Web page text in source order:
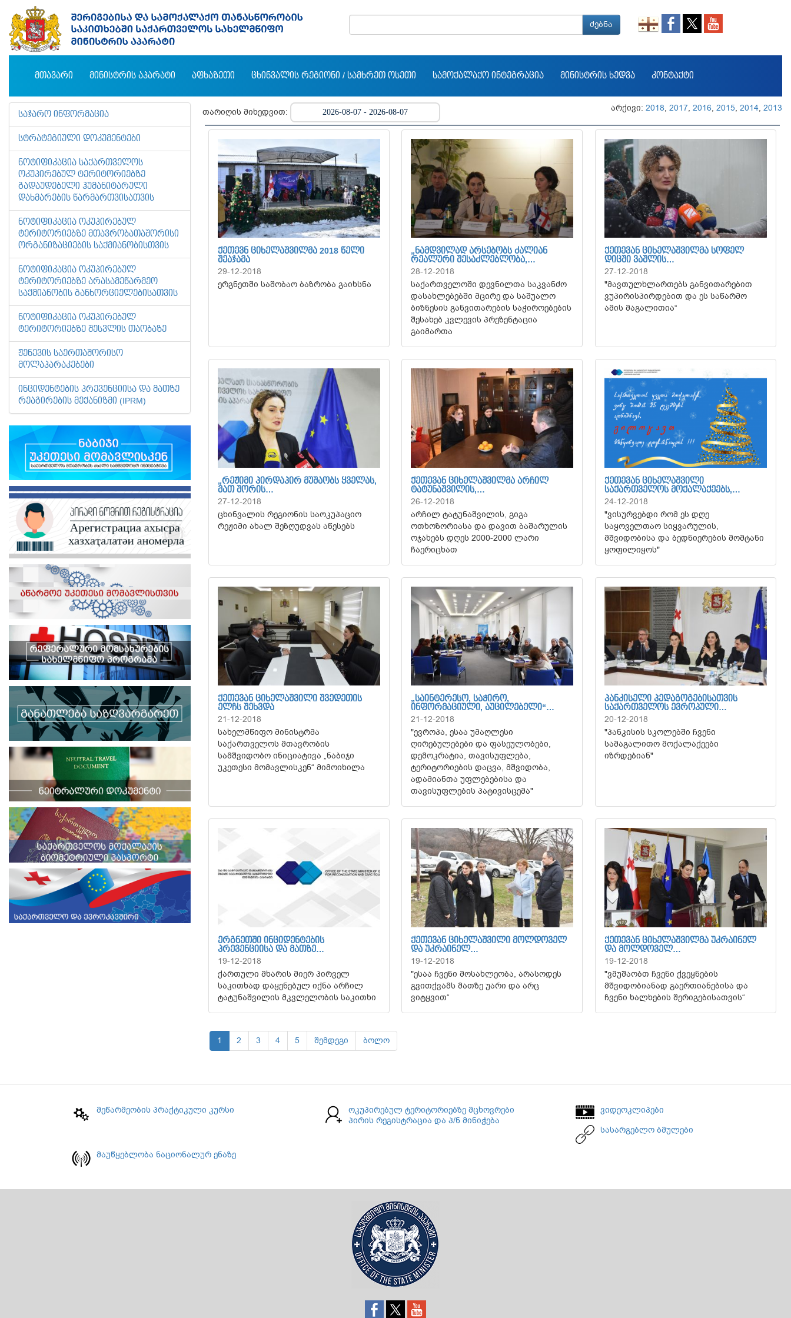
ძებნა
ᲛᲗᲐᲕᲐᲠᲘ ᲛᲘᲜᲘᲡᲢᲠᲘᲡ ᲐᲞᲐᲠᲐᲢᲘ ᲐᲤᲮᲐᲖᲔᲗᲘ ᲪᲮᲘᲜᲕᲐᲚᲘᲡ ᲠᲔᲒᲘᲝᲜᲘ / ᲡᲐᲛᲮᲠᲔᲗ ᲝᲡᲔᲗᲘ ᲡᲐᲛᲝᲥᲐᲚᲐᲥᲝ ᲘᲜᲢᲔᲒᲠᲐᲪᲘᲐ ᲛᲘᲜᲘᲡᲢᲠᲘᲡ ᲮᲔᲓᲕᲐ ᲙᲝᲜᲢᲐᲥᲢᲘ
ᲡᲐᲯᲐᲠᲝ ᲘᲜᲤᲝᲠᲛᲐᲪᲘᲐ
ᲡᲢᲠᲐᲢᲔᲒᲘᲣᲚᲘ ᲓᲝᲙᲣᲛᲔᲜᲢᲔᲑᲘ
ᲜᲝᲢᲘᲤᲘᲙᲐᲪᲘᲐ ᲡᲐᲥᲐᲠᲗᲕᲔᲚᲝᲡ
ᲝᲙᲣᲞᲘᲠᲔᲑᲣᲚ ᲢᲔᲠᲘᲢᲝᲠᲘᲔᲑᲖᲔ
ᲒᲐᲓᲐᲣᲓᲔᲑᲔᲚᲘ ᲰᲣᲛᲐᲜᲘᲢᲐᲠᲣᲚᲘ
ᲓᲐᲮᲛᲐᲠᲔᲑᲘᲡ ᲬᲐᲠᲛᲐᲠᲗᲕᲘᲡᲐᲗᲕᲘᲡ
ᲜᲝᲢᲘᲤᲘᲙᲐᲪᲘᲐ ᲝᲙᲣᲞᲘᲠᲔᲑᲣᲚ
ᲢᲔᲠᲘᲢᲝᲠᲘᲔᲑᲖᲔ ᲛᲗᲐᲕᲠᲝᲑᲐᲗᲐᲨᲝᲠᲘᲡᲘ
ᲝᲠᲒᲐᲜᲘᲖᲐᲪᲘᲔᲑᲘᲡ ᲡᲐᲥᲛᲘᲐᲜᲝᲑᲘᲡᲗᲕᲘᲡ
ᲜᲝᲢᲘᲤᲘᲙᲐᲪᲘᲐ ᲝᲙᲣᲞᲘᲠᲔᲑᲣᲚ
ᲢᲔᲠᲘᲢᲝᲠᲘᲔᲑᲖᲔ ᲐᲠᲐᲡᲐᲛᲔᲬᲐᲠᲛᲔᲝ
ᲡᲐᲥᲛᲘᲐᲜᲝᲑᲘᲡ ᲒᲐᲜᲮᲝᲠᲪᲘᲔᲚᲔᲑᲘᲡᲐᲗᲕᲘᲡ
ᲜᲝᲢᲘᲤᲘᲙᲐᲪᲘᲐ ᲝᲙᲣᲞᲘᲠᲔᲑᲣᲚ
ᲢᲔᲠᲘᲢᲝᲠᲘᲔᲑᲖᲔ ᲨᲔᲡᲕᲚᲘᲡ ᲗᲐᲝᲑᲐᲖᲔ
ᲟᲔᲜᲔᲕᲘᲡ ᲡᲐᲔᲠᲗᲐᲨᲝᲠᲘᲡᲝ
ᲛᲝᲚᲐᲞᲐᲠᲐᲙᲔᲑᲔᲑᲘ
ᲘᲜᲪᲘᲓᲔᲜᲢᲔᲑᲘᲡ ᲞᲠᲔᲕᲔᲜᲪᲘᲘᲡᲐ ᲓᲐ ᲛᲐᲗᲖᲔ
ᲠᲔᲐᲒᲘᲠᲔᲑᲘᲡ ᲛᲔᲥᲐᲜᲘᲖᲛᲘ (IPRM)
თარიღის მიხედვით: არქივი: 2018, 2017, 2016, 2015, 2014, 2013
ᲥᲔᲗᲔᲕᲜ ᲪᲘᲮᲔᲚᲐᲨᲕᲘᲚᲛᲐ 2018 ᲬᲔᲚᲘ
ᲨᲔᲐᲯᲐᲛᲐ
29-12-2018
ერგნეთში საშობაო ბაზრობა გაიხსნა
„ᲜᲐᲛᲓᲕᲘᲚᲐᲓ ᲐᲠᲡᲔᲑᲝᲑᲡ ᲫᲐᲚᲘᲐᲜ
ᲠᲔᲐᲚᲣᲠᲘ ᲨᲔᲡᲐᲫᲚᲔᲑᲚᲝᲑᲐ,…
28-12-2018
საქართველოში დევნილთა საკვანძო
დასახლებებში მცირე და საშუალო
ბიზნესის განვითარების საჭიროებების
შესახებ კვლევის პრეზენტაცია
გაიმართა
ᲥᲔᲗᲔᲕᲐᲜ ᲪᲘᲮᲔᲚᲐᲨᲕᲘᲚᲛᲐ ᲡᲝᲤᲔᲚ
ᲓᲘᲪᲨᲘ ᲕᲐᲨᲚᲘᲡ…
27-12-2018
"მავთულხლართებს განვითარებით
ვუპირისპირდებით და ეს საწარმო
ამის მაგალითია“
„ᲠᲔᲟᲘᲛᲘ ᲞᲘᲠᲓᲐᲞᲘᲠ ᲛᲣᲨᲐᲝᲑᲡ ᲧᲕᲔᲚᲐᲡ,
ᲛᲐᲗ ᲨᲝᲠᲘᲡ…
27-12-2018
ცხინვალის რეგიონის საოკუპაციო
რეჟიმი ახალ შეზღუდვას აწესებს
ᲥᲔᲗᲔᲕᲐᲜ ᲪᲘᲮᲔᲚᲐᲨᲕᲘᲚᲛᲐ ᲐᲠᲩᲘᲚ
ᲢᲐᲢᲣᲜᲐᲨᲕᲘᲚᲘᲡ,…
26-12-2018
არჩილ ტატუნაშვილის, გიგა
ოთხოზორიასა და დავით ბაშარულის
ოჯახებს დღეს 2000-2000 ლარი
ჩაერიცხათ
ᲥᲔᲗᲔᲕᲐᲜ ᲪᲘᲮᲔᲚᲐᲨᲕᲘᲚᲘ
ᲡᲐᲥᲐᲠᲗᲕᲔᲚᲝᲡ ᲛᲝᲥᲐᲚᲐᲥᲔᲔᲑᲡ,…
24-12-2018
"ვისურვებდი რომ ეს დღე
საყოველთაო სიყვარულის,
მშვიდობისა და ბედნიერების მომტანი
ყოფილიყოს"
ᲥᲔᲗᲔᲕᲐᲜ ᲪᲘᲮᲔᲚᲐᲨᲕᲘᲚᲘ ᲨᲕᲔᲓᲔᲗᲘᲡ
ᲔᲚᲩᲡ ᲨᲔᲮᲕᲓᲐ
21-12-2018
სახელმწიფო მინისტრმა
საქართველოს მთავრობის
სამშვიდობო ინიციატივა „ნაბიჯი
უკეთესი მომავლისკენ“ მიმოიხილა
„ᲡᲐᲘᲜᲢᲔᲠᲔᲡᲝ, ᲡᲐᲭᲘᲠᲝ,
ᲘᲜᲤᲝᲠᲛᲐᲪᲘᲣᲚᲘ, ᲐᲣᲪᲘᲚᲔᲑᲔᲚᲘ“…
21-12-2018
"ევროპა, ესაა უმაღლესი
ღირებულებები და ფასეულობები,
დემოკრატია, თავისუფლება,
ტერიტორიების დაცვა, მშვიდობა,
ადამიანთა უფლებებისა და
თავისუფლების პატივისცემა"
ᲞᲐᲜᲙᲘᲡᲔᲚᲘ ᲞᲔᲓᲐᲒᲝᲒᲔᲑᲘᲡᲐᲗᲕᲘᲡ
ᲡᲐᲥᲐᲠᲗᲕᲔᲚᲝᲡ ᲔᲕᲠᲝᲞᲣᲚᲘ…
20-12-2018
"პანკისის სკოლებში ჩვენი
სამაგალითო მოქალაქეები
იზრდებიან"
ᲔᲠᲒᲜᲔᲗᲨᲘ ᲘᲜᲪᲘᲓᲔᲜᲢᲔᲑᲘᲡ
ᲞᲠᲔᲕᲔᲜᲪᲘᲘᲡᲐ ᲓᲐ ᲛᲐᲗᲖᲔ…
19-12-2018
ქართული მხარის მიერ პირველ
საკითხად დაყენებულ იქნა არჩილ
ტატუნაშვილის მკვლელობის საკითხი
ᲥᲔᲗᲔᲕᲐᲜ ᲪᲘᲮᲔᲚᲐᲨᲕᲘᲚᲘ ᲛᲝᲚᲓᲝᲕᲔᲚ
ᲓᲐ ᲣᲙᲠᲐᲘᲜᲔᲚ…
19-12-2018
"ესაა ჩვენი მოსახლეობა, არასოდეს
გვითქვამს მათზე უარი და არც
ვიტყვით“
ᲥᲔᲗᲔᲕᲐᲜ ᲪᲘᲮᲔᲚᲐᲨᲕᲘᲚᲛᲐ ᲣᲙᲠᲐᲘᲜᲔᲚ
ᲓᲐ ᲛᲝᲚᲓᲝᲕᲔᲚ…
19-12-2018
"ვმუშაობთ ჩვენი ქვეყნების
მშვიდობიანად გაერთიანებისა და
ჩვენი ხალხების შერიგებისათვის“
1 2 3 4 5 შემდეგი ბოლო
მეწარმეობის პრაქტიკული კურსი
ოკუპირებულ ტერიტორიებზე მცხოვრები
პირის რეგისტრაცია და პ/ნ მინიჭება
ვიდეოკლიპები
სასარგებლო ბმულები
მაუწყებლობა ნაციონალურ ენაზე